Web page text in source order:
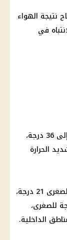
نتيجة الهواء
في
تسجل القاهرة اليوم درجة حرارة عظمى تصل إلى 36 درجة،
طقس شديد الحرارة
، تسجل العظمى 32 درجة والصغرى 21 درجة،
30 درجة للعظمى و19 درجة للصغرى،
الداخلية.